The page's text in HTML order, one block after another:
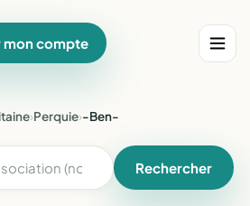
mon compte
›Perquie›-Ben-
Rechercher